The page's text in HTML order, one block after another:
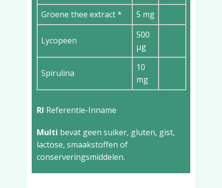
Groene thee extract *
5 mg
Lycopeen
500
µg
Spirulina
10
mg
RI Referentie-Inname
Multi bevat geen suiker, gluten, gist,
lactose, smaakstoffen of
conserveringsmiddelen.